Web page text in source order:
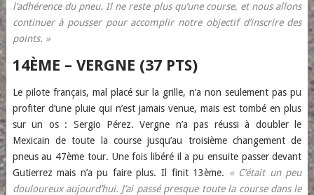
l’adhérence du pneu. Il ne reste plus qu’une course, et nous allons
continuer à pousser pour accomplir notre objectif d’inscrire des
points. »
14ÈME – VERGNE (37 PTS)
Le pilote français, mal placé sur la grille, n’a non seulement pas pu
profiter d’une pluie qui n’est jamais venue, mais est tombé en plus
sur un os : Sergio Pérez. Vergne n’a pas réussi à doubler le
Mexicain de toute la course jusqu’au troisième changement de
pneus au 47ème tour. Une fois libéré il a pu ensuite passer devant
Gutierrez mais n’a pu faire plus. Il finit 13ème. « C’était un peu
douloureux aujourd’hui. J’ai passé presque toute la course dans le